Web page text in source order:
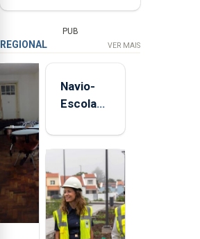
PUB
REGIONAL VER MAIS
Navio-
Escola
está de
aos
Açores